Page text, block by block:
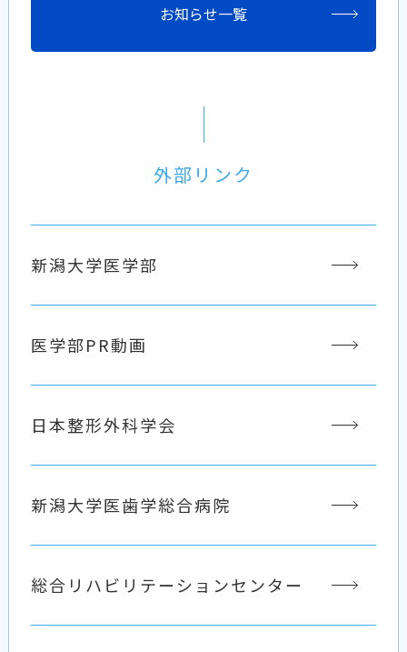
お知らせ一覧
外部リンク
新潟大学医学部
医学部PR動画
日本整形外科学会
新潟大学医歯学総合病院
総合リハビリテーションセンター